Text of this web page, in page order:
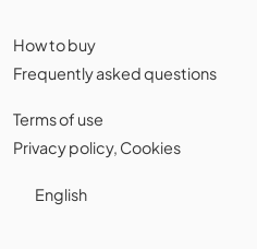
How to buy
Frequently asked questions
Terms of use
Privacy policy, Cookies
English